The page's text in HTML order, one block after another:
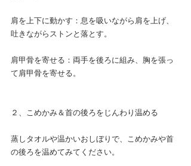
肩を上下に動かす：息を吸いながら肩を上げ、
吐きながらストンと落とす。
肩甲骨を寄せる：両手を後ろに組み、胸を張っ
て肩甲骨を寄せる。
２、こめかみ＆首の後ろをじんわり温める
蒸しタオルや温かいおしぼりで、こめかみや首
の後ろを温めてみてください。